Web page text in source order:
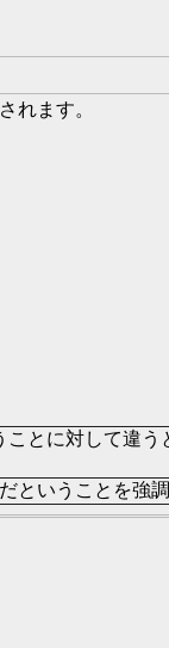
れます。
とに対して違う
ということを強調